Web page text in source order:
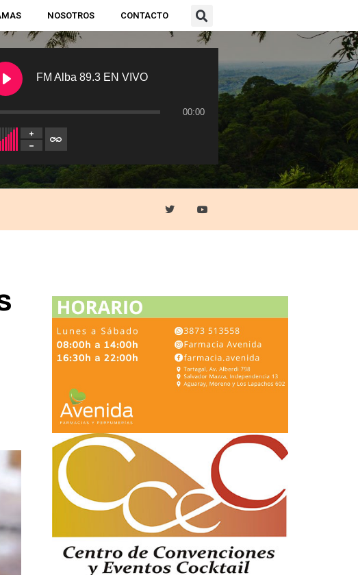
NOSOTROS CONTACTO
FM Alba 89.3 EN VIVO
00:00